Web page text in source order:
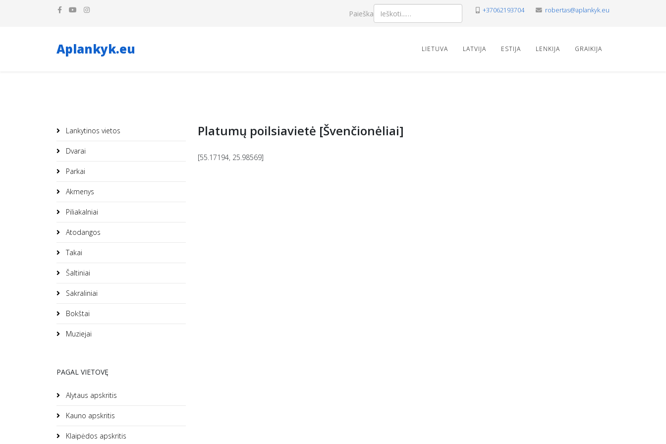
Paieška +37062193704 robertas@aplankyk.eu
Aplankyk.eu LIETUVA LATVIJA ESTIJA LENKIJA GRAIKIJA
Lankytinos vietos
Dvarai
Parkai
Akmenys
Piliakalniai
Atodangos
Takai
Šaltiniai
Sakraliniai
Bokštai
Muziejai
PAGAL VIETOVĘ
Alytaus apskritis
Kauno apskritis
Klaipėdos apskritis
Platumų poilsiavietė [Švenčionėliai]
[55.17194, 25.98569]